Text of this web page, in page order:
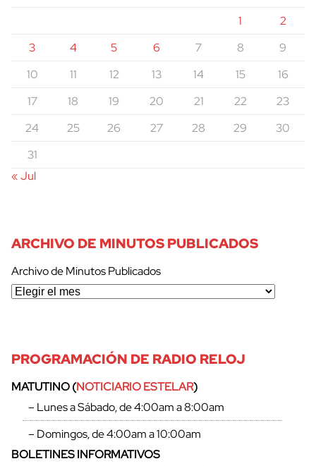
1
2
3
4 5 6 7 8
9
10
11 12 13 14 15
16
17
18 19 20 21 22
23
24
25 26 27 28 29
30
31
« Jul
ARCHIVO DE MINUTOS PUBLICADOS
Archivo de Minutos Publicados
PROGRAMACIÓN DE RADIO RELOJ
MATUTINO (NOTICIARIO ESTELAR)
– Lunes a Sábado, de 4:00am a 8:00am
– Domingos, de 4:00am a 10:00am
BOLETINES INFORMATIVOS